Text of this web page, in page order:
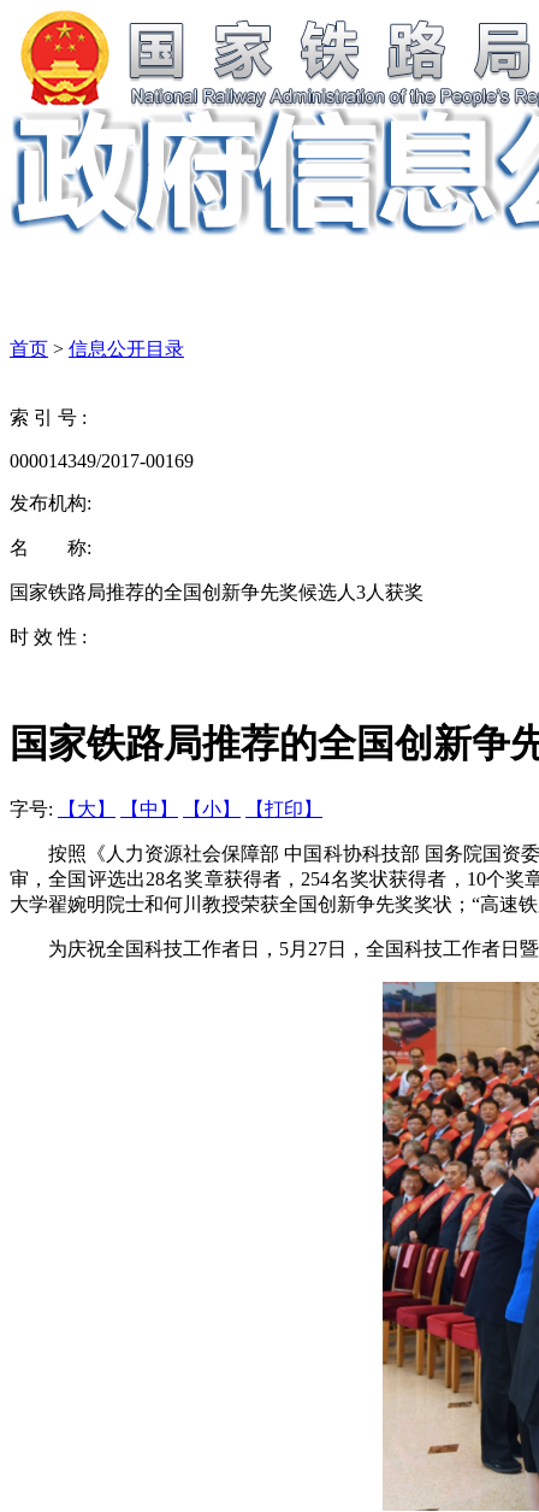
首页 > 信息公开目录
索 引 号 :
000014349/2017-00169
发布机构:
名 称:
国家铁路局推荐的全国创新争先奖候选人3人获奖
时 效 性 :
国家铁路局推荐的全国创新争
字号: 【大】 【中】 【小】 【打印】
按照《人力资源社会保障部 中国科协科技部 国务院国资委
审，全国评选出28名奖章获得者，254名奖状获得者，10个
大学翟婉明院士和何川教授荣获全国创新争先奖奖状；“高速
为庆祝全国科技工作者日，5月27日，全国科技工作者日